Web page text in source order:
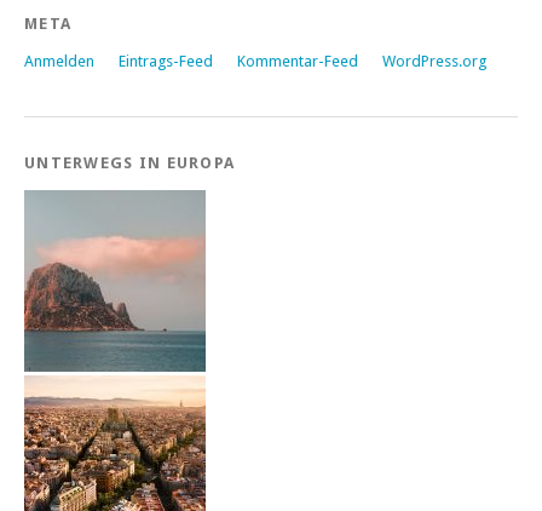
META
Anmelden Eintrags-Feed Kommentar-Feed WordPress.org
UNTERWEGS IN EUROPA